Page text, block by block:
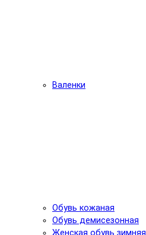
Валенки
Обувь кожаная
Обувь демисезонная
Женская обувь зимняя